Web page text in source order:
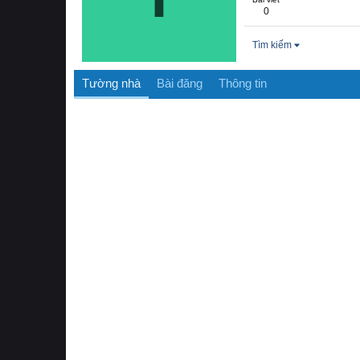
0
Tìm kiếm
Tường nhà Bài đăng Thông tin